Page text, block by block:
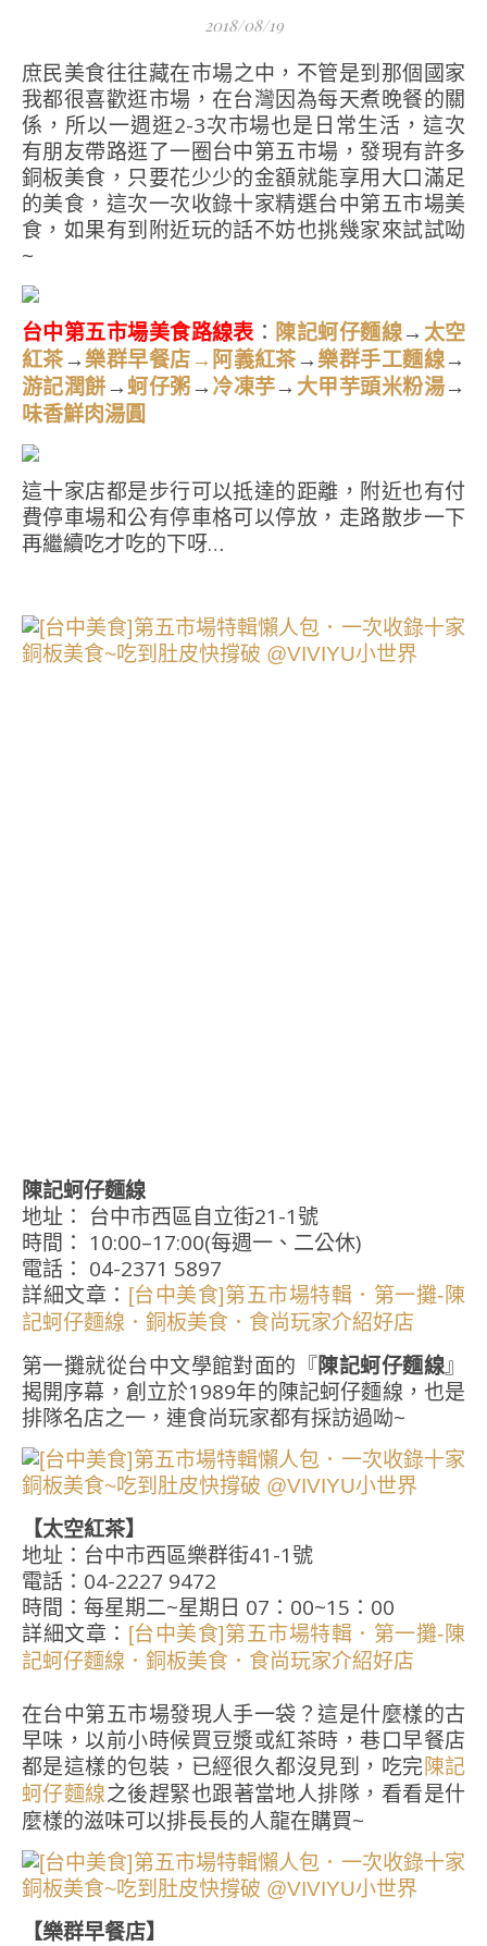
2018/08/19
庶民美食往往藏在市場之中，不管是到那個國家
我都很喜歡逛市場，在台灣因為每天煮晚餐的關
係，所以一週逛2-3次市場也是日常生活，這次
有朋友帶路逛了一圈台中第五市場，發現有許多
銅板美食，只要花少少的金額就能享用大口滿足
的美食，這次一次收錄十家精選台中第五市場美
食，如果有到附近玩的話不妨也挑幾家來試試呦
~
台中第五市場美食路線表： 陳記蚵仔麵線→ 太空
紅茶→ 樂群早餐店→阿義紅茶→ 樂群手工麵線→
游記潤餅 →蚵仔粥 → 冷凍芋→ 大甲芋頭米粉湯→
味香鮮肉湯圓
這十家店都是步行可以抵達的距離，附近也有付
費停車場和公有停車格可以停放，走路散步一下
再繼續吃才吃的下呀…
陳記蚵仔麵線
地址： 台中市西區自立街21-1號
時間： 10:00–17:00(每週一、二公休)
電話： 04-2371 5897
詳細文章： [台中美食]第五市場特輯．第一攤-陳
記蚵仔麵線．銅板美食．食尚玩家介紹好店
第一攤就從台中文學館對面的『陳記蚵仔麵線』
揭開序幕，創立於1989年的陳記蚵仔麵線，也是
排隊名店之一，連食尚玩家都有採訪過呦~
【太空紅茶】
地址：台中市西區樂群街41-1號
電話：04-2227 9472
時間：每星期二~星期日 07：00~15：00
詳細文章： [台中美食]第五市場特輯．第一攤-陳
記蚵仔麵線．銅板美食．食尚玩家介紹好店
在台中第五市場發現人手一袋？這是什麼樣的古
早味，以前小時候買豆漿或紅茶時，巷口早餐店
都是這樣的包裝，已經很久都沒見到，吃完 陳記
蚵仔麵線之後趕緊也跟著當地人排隊，看看是什
麼樣的滋味可以排長長的人龍在購買~
【樂群早餐店】